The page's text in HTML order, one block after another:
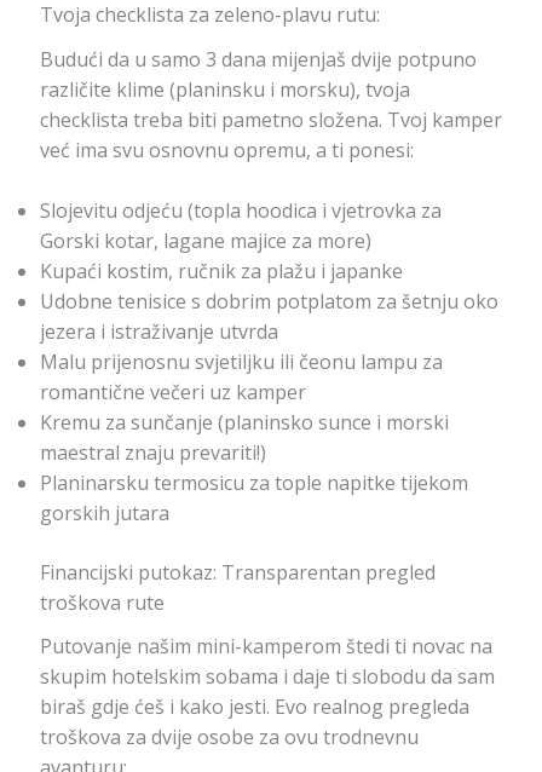
Tvoja checklista za zeleno-plavu rutu:
Budući da u samo 3 dana mijenjaš dvije potpuno
različite klime (planinsku i morsku), tvoja
checklista treba biti pametno složena. Tvoj kamper
već ima svu osnovnu opremu, a ti ponesi:
Slojevitu odjeću (topla hoodica i vjetrovka za
Gorski kotar, lagane majice za more)
Kupaći kostim, ručnik za plažu i japanke
Udobne tenisice s dobrim potplatom za šetnju oko
jezera i istraživanje utvrda
Malu prijenosnu svjetiljku ili čeonu lampu za
romantične večeri uz kamper
Kremu za sunčanje (planinsko sunce i morski
maestral znaju prevariti!)
Planinarsku termosicu za tople napitke tijekom
gorskih jutara
Financijski putokaz: Transparentan pregled
troškova rute
Putovanje našim mini-kamperom štedi ti novac na
skupim hotelskim sobama i daje ti slobodu da sam
biraš gdje ćeš i kako jesti. Evo realnog pregleda
troškova za dvije osobe za ovu trodnevnu